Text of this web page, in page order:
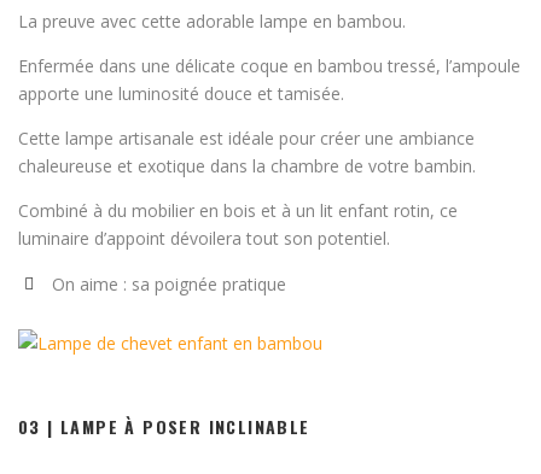
La preuve avec cette adorable lampe en bambou.
Enfermée dans une délicate coque en bambou tressé, l’ampoule
apporte une luminosité douce et tamisée.
Cette lampe artisanale est idéale pour créer une ambiance
chaleureuse et exotique dans la chambre de votre bambin.
Combiné à du mobilier en bois et à un lit enfant rotin, ce
luminaire d’appoint dévoilera tout son potentiel.
On aime : sa poignée pratique
03 | LAMPE À POSER INCLINABLE